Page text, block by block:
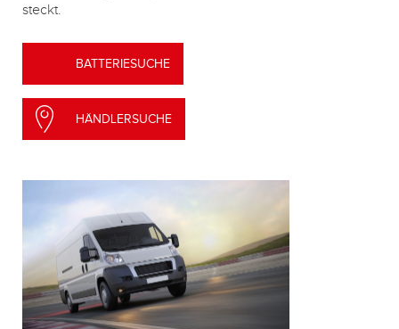
steckt.
BATTERIESUCHE
HÄNDLERSUCHE